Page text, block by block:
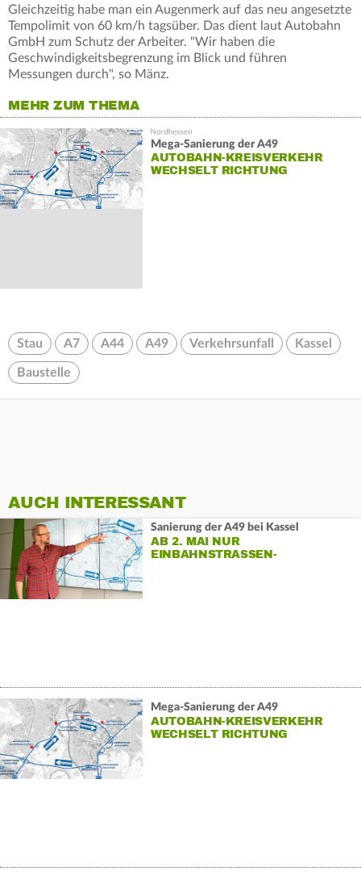
Gleichzeitig habe man ein Augenmerk auf das neu angesetzte
Tempolimit von 60 km/h tagsüber. Das dient laut Autobahn
GmbH zum Schutz der Arbeiter. "Wir haben die
Geschwindigkeitsbegrenzung im Blick und führen
Messungen durch", so Mänz.
MEHR ZUM THEMA
Mega-Sanierung der A49
AUTOBAHN-KREISVERKEHR
WECHSELT RICHTUNG
Stau A7 A44 A49 Verkehrsunfall Kassel
Baustelle
AUCH INTERESSANT
Sanierung der A49 bei Kassel
AB 2. MAI NUR
EINBAHNSTRASSEN-K
Mega-Sanierung der A49
AUTOBAHN-KREISVERKEHR
WECHSELT RICHTUNG